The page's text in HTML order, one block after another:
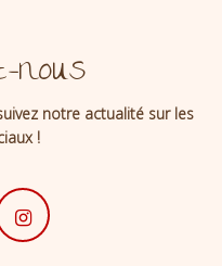
nous
notre actualité sur les
!